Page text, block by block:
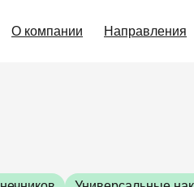
Направления
О компании